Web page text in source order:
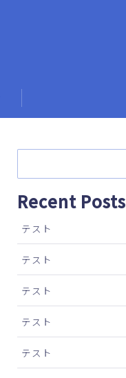
Recent Posts
テスト
テスト
テスト
テスト
テスト